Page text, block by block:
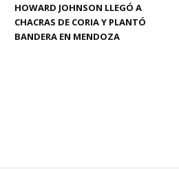
HOWARD JOHNSON LLEGÓ A
CHACRAS DE CORIA Y PLANTÓ
BANDERA EN MENDOZA